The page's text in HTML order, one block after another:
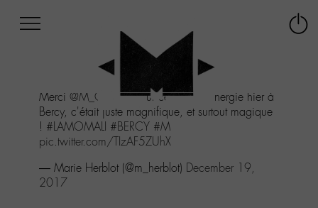
au
menu
Aller
contenu
Aller
Merci @M_Chedidpour ce dose d'énergie hier à
Bercy, c'était juste magnifique, et surtout magique
! #LAMOMALI #BERCY #M
pic.twitter.com/TIzAF5ZUhX
— Marie Herblot (@m_herblot) December 19,
2017